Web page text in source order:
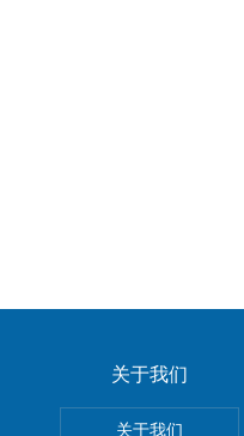
关于我们
关于我们